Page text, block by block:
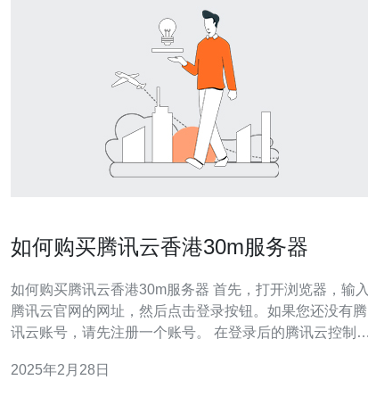
如何购买腾讯云香港30m服务器
如何购买腾讯云香港30m服务器 首先，打开浏览器，输入
腾讯云官网的网址，然后点击登录按钮。如果您还没有腾
讯云账号，请先注册一个账号。 在登录后的腾讯云控制台
地域，找到30m服务器的选项。 在30m服务器页面，您可
2025年2月28日